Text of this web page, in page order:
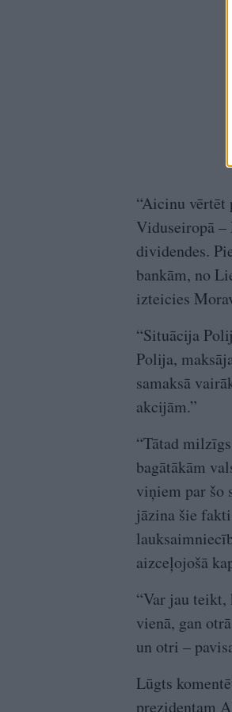
“Aicinu vērtēt
Viduseiropā
dividendes.
bankām, no
izteicies
“Situācija
Polija,
samaksā
akcijām.”
“Tātad
bagātākām
viņiem par šo
jāzina šie
aizceļojošā
“Var jau
vienā, gan
un otri –
Lūgts
prezidentam